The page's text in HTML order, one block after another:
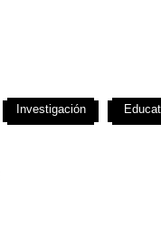
Investigación